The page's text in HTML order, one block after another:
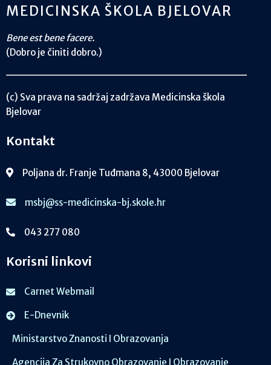
MEDICINSKA ŠKOLA BJELOVAR
Bene est bene facere.
(Dobro je činiti dobro.)
(c) Sva prava na sadržaj zadržava Medicinska škola
Bjelovar
Kontakt
Poljana dr. Franje Tuđmana 8, 43000 Bjelovar
msbj@ss-medicinska-bj.skole.hr
043 277 080
Korisni linkovi
Carnet Webmail
E-Dnevnik
Ministarstvo Znanosti I Obrazovanja
Agencija Za Strukovno Obrazovanje I Obrazovanje